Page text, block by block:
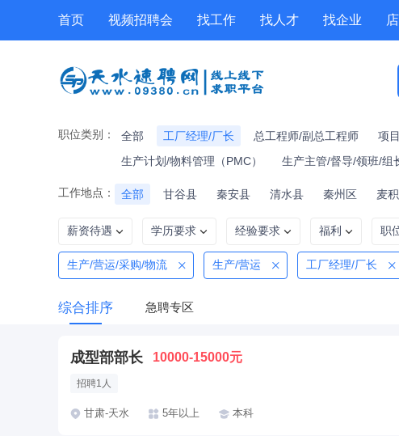
首页 视频招聘会 找工作 找人才 找企业
职位类别： 全部 工厂经理/厂长 总工程师/副总工程师 项
生产计划/物料管理（PMC）
生产主管/督导/领班/组
工作地点： 全部 甘谷县 秦安县 清水县 秦州区 麦
薪资待遇 学历要求 经验要求 福利 职
生产/营运/采购/物流 生产/营运 工厂经理/厂长
综合排序 急聘专区
成型部部长 10000-15000元
招聘1人
甘肃-天水 5年以上 本科